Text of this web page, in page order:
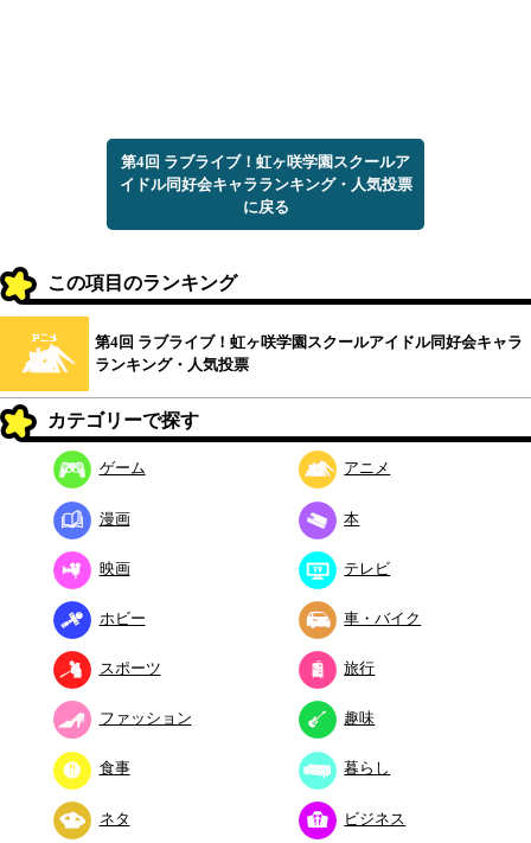
第4回 ラブライブ！虹ヶ咲学園スクールア
イドル同好会キャラランキング・人気投票
に戻る
この項目のランキング
第4回 ラブライブ！虹ヶ咲学園スクールアイドル同好会キャラ
ランキング・人気投票
カテゴリーで探す
ゲーム アニメ
漫画 本
映画 テレビ
ホビー 車・バイク
スポーツ 旅行
ファッション 趣味
食事 暮らし
ネタ ビジネス